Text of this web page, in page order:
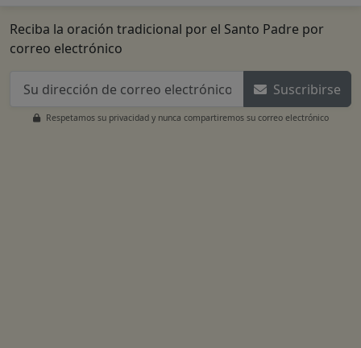
Reciba la oración tradicional por el Santo Padre por
correo electrónico
Suscribirse
Respetamos su privacidad y nunca compartiremos su correo electrónico